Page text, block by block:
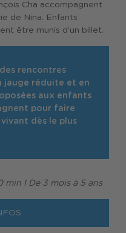
Cha accompagnent
de Nina. Enfants
être munis d’un billet.
rencontres
jauge réduite et en
aux enfants
pour faire
vivant dès le plus
min I De 3 mois à 5 ans